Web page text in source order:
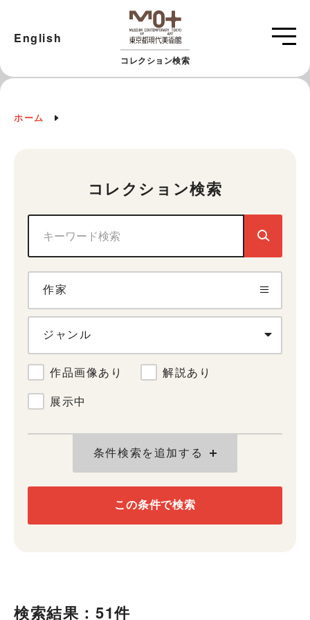
コレクション検索
English
ホーム
コレクション検索
作家
ジャンル
作品画像あり
解説あり
展示中
条件検索を追加する
この条件で検索
検索結果：51件